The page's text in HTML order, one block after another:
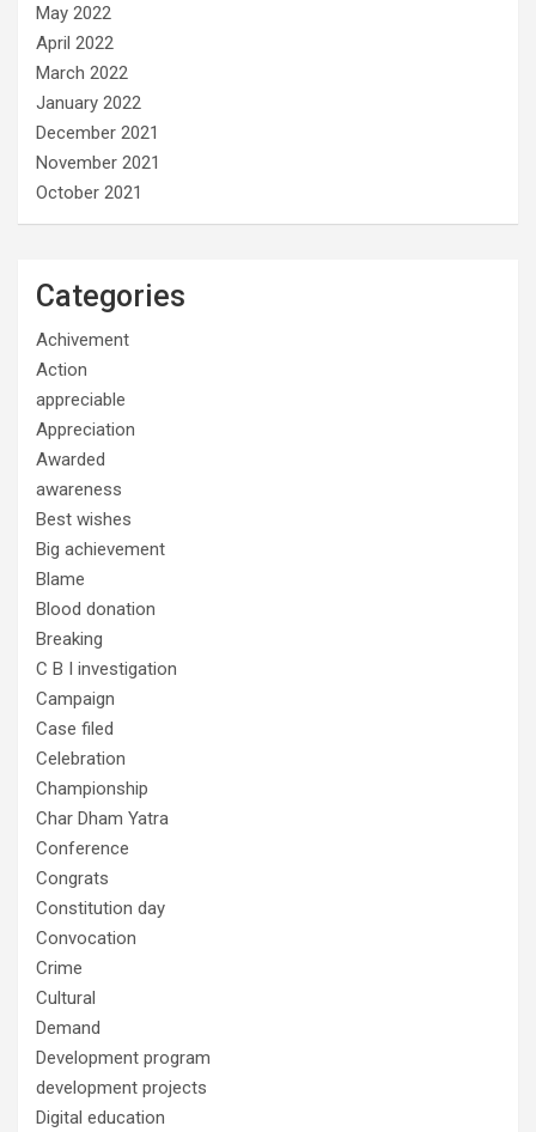
May 2022
April 2022
March 2022
January 2022
December 2021
November 2021
October 2021
Categories
Achivement
Action
appreciable
Appreciation
Awarded
awareness
Best wishes
Big achievement
Blame
Blood donation
Breaking
C B I investigation
Campaign
Case filed
Celebration
Championship
Char Dham Yatra
Conference
Congrats
Constitution day
Convocation
Crime
Cultural
Demand
Development program
development projects
Digital education